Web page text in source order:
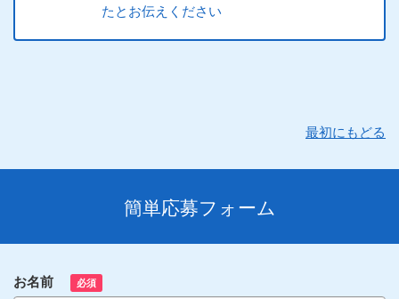
たとお伝えください
最初にもどる
簡単応募フォーム
お名前 必須